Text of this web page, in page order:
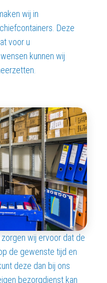
wij in
Deze
voor u
kunnen wij
wij ervoor dat de
de gewenste tijd en
deze dan bij ons
bezorgdienst kan